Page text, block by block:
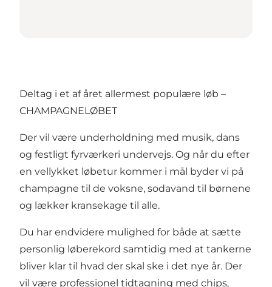
Deltag i et af året allermest populære løb –
CHAMPAGNELØBET
Der vil være underholdning med musik, dans
og festligt fyrværkeri undervejs. Og når du efter
en vellykket løbetur kommer i mål byder vi på
champagne til de voksne, sodavand til børnene
og lækker kransekage til alle.
Du har endvidere mulighed for både at sætte
personlig løberekord samtidig med at tankerne
bliver klar til hvad der skal ske i det nye år. Der
vil være professionel tidtagning med chips,